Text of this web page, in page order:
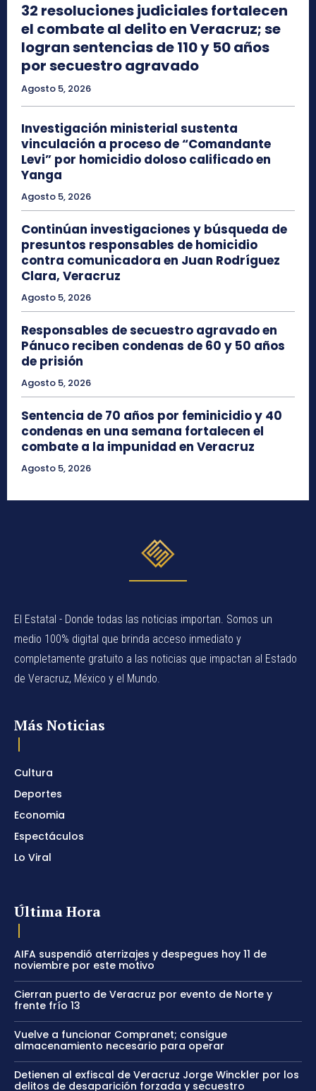
32 resoluciones judiciales fortalecen
el combate al delito en Veracruz; se
logran sentencias de 110 y 50 años
por secuestro agravado
Agosto 5, 2026
Investigación ministerial sustenta
vinculación a proceso de “Comandante
Levi” por homicidio doloso calificado en
Yanga
Agosto 5, 2026
Continúan investigaciones y búsqueda de
presuntos responsables de homicidio
contra comunicadora en Juan Rodríguez
Clara, Veracruz
Agosto 5, 2026
Responsables de secuestro agravado en
Pánuco reciben condenas de 60 y 50 años
de prisión
Agosto 5, 2026
Sentencia de 70 años por feminicidio y 40
condenas en una semana fortalecen el
combate a la impunidad en Veracruz
Agosto 5, 2026
El Estatal - Donde todas las noticias importan. Somos un
medio 100% digital que brinda acceso inmediato y
completamente gratuito a las noticias que impactan al Estado
de Veracruz, México y el Mundo.
Más Noticias
Cultura
Deportes
Economia
Espectáculos
Lo Viral
Última Hora
AIFA suspendió aterrizajes y despegues hoy 11 de
noviembre por este motivo
Cierran puerto de Veracruz por evento de Norte y
frente frío 13
Vuelve a funcionar Compranet; consigue
almacenamiento necesario para operar
Detienen al exfiscal de Veracruz Jorge Winckler por los
delitos de desaparición forzada y secuestro